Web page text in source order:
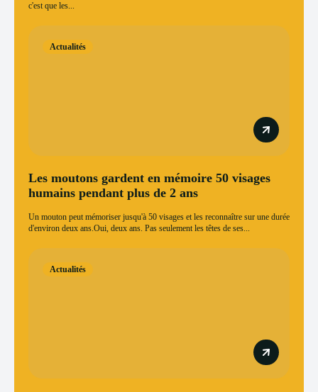
c'est que les...
Actualités
Les moutons gardent en mémoire 50 visages
humains pendant plus de 2 ans
Un mouton peut mémoriser jusqu'à 50 visages et les reconnaître sur une durée
d'environ deux ans.Oui, deux ans. Pas seulement les têtes de ses...
Actualités